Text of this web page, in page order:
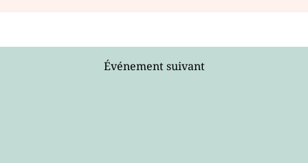
Événement suivant